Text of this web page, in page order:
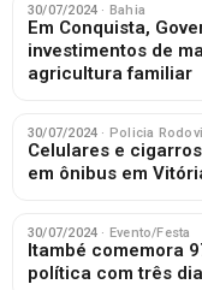
30/07/2024 · Bahia
Em Conquista,
investimentos de
agricultura familiar
30/07/2024 · Policia
Celulares e
em ônibus em
30/07/2024 · Evento/Festa
Itambé comemora
política com três